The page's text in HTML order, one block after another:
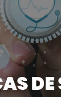
DE